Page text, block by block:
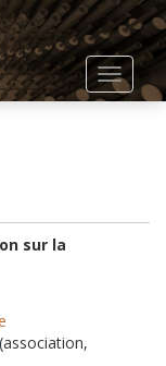
sur la
(association,